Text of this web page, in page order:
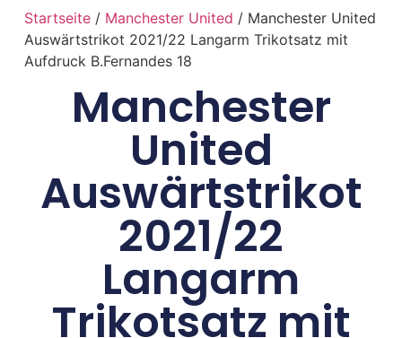
Startseite/ Manchester United / Manchester United
Auswärtstrikot 2021/22 Langarm Trikotsatz mit
Aufdruck B.Fernandes 18
Manchester
United
Auswärtstrikot
2021/22
Langarm
Trikotsatz mit